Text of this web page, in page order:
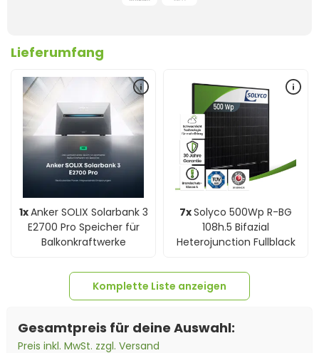
Lieferumfang
1xAnker SOLIX Solarbank 3
E2700 Pro Speicher für
Balkonkraftwerke
7xSolyco 500Wp R-BG
108h.5 Bifazial
Heterojunction Fullblack
Komplette Liste anzeigen
Gesamtpreis für deine Auswahl:
Preis inkl. MwSt. zzgl. Versand